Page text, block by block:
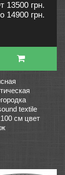
13500 грн.
14900 грн.
textile
см цвет